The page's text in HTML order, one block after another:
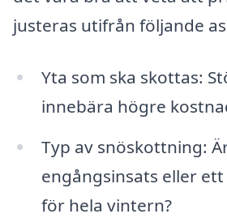
justeras utifrån följande
Yta som ska skottas:
innebära högre
Typ av snöskottning:
engångsinsats eller
för hela vintern?